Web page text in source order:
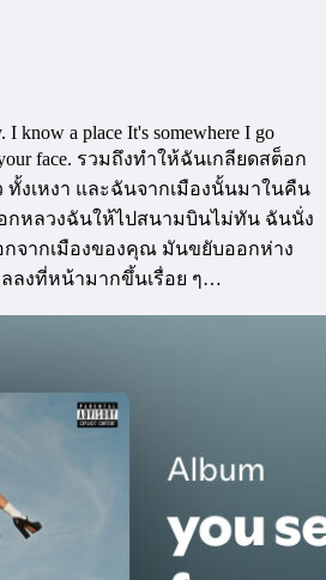
I know a place It's somewhere I go
your face. รวมถึงทำให้ฉันเกลียดสต็อก
งเหงา และฉันจากเมืองนั้นมาในคืน
กหลวงฉันให้ไปสนามบินไม่ทัน ฉันนั่ง
จากเมืองของคุณ มันขยับออกห่าง
ลงที่หน้ามากขึ้นเรื่อย ๆ…